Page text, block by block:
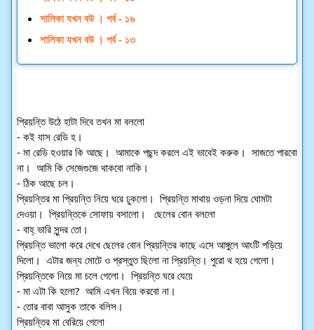
শালিকা যখন বউ । পর্ব - ১৬
শালিকা যখন বউ । পর্ব - ১৩
প্রিয়ন্তি উঠে হাটা দিবে তখন মা বললো
- কই যাস রেডি হ।
- মা রেডি হওয়ার কি আছে।  আমাকে পছন্দ করলে এই ভাবেই করুক।  সাজতে পারবো
না।  আমি কি সেজেগুজে থাকবো নাকি।
- ঠিক আছে চল।
প্রিয়ন্তির মা প্রিয়ন্তি নিয়ে ঘরে ঢুকলো।  প্রিয়ন্তি মাথায় ওড়না দিয়ে ঘোমটা
দেওয়া।  প্রিয়ন্তিকে সোফায় বসালো।   ছেলের বোন বললো
- বাহ্ ভারি সুন্দর তো।
প্রিয়ন্তি ভালো করে দেখে ছেলের বোন প্রিয়ন্তির কাছে এসে আঙ্গুলে আংটি পড়িয়ে
দিলো।  এটার জন্য মোটে ও প্রস্তুত ছিলো না প্রিয়ন্তি। পুরো থ হয়ে গেলো।
প্রিয়ন্তিকে নিয়ে মা চলে গেলো।  প্রিয়ন্তি ঘরে যেয়ে
- মা এটা কি হলো?  আমি এখন বিয়ে করবো না।
- তোর বাবা আসুক তাকে বলিস।
প্রিয়ন্তির মা বেরিয়ে গেলো